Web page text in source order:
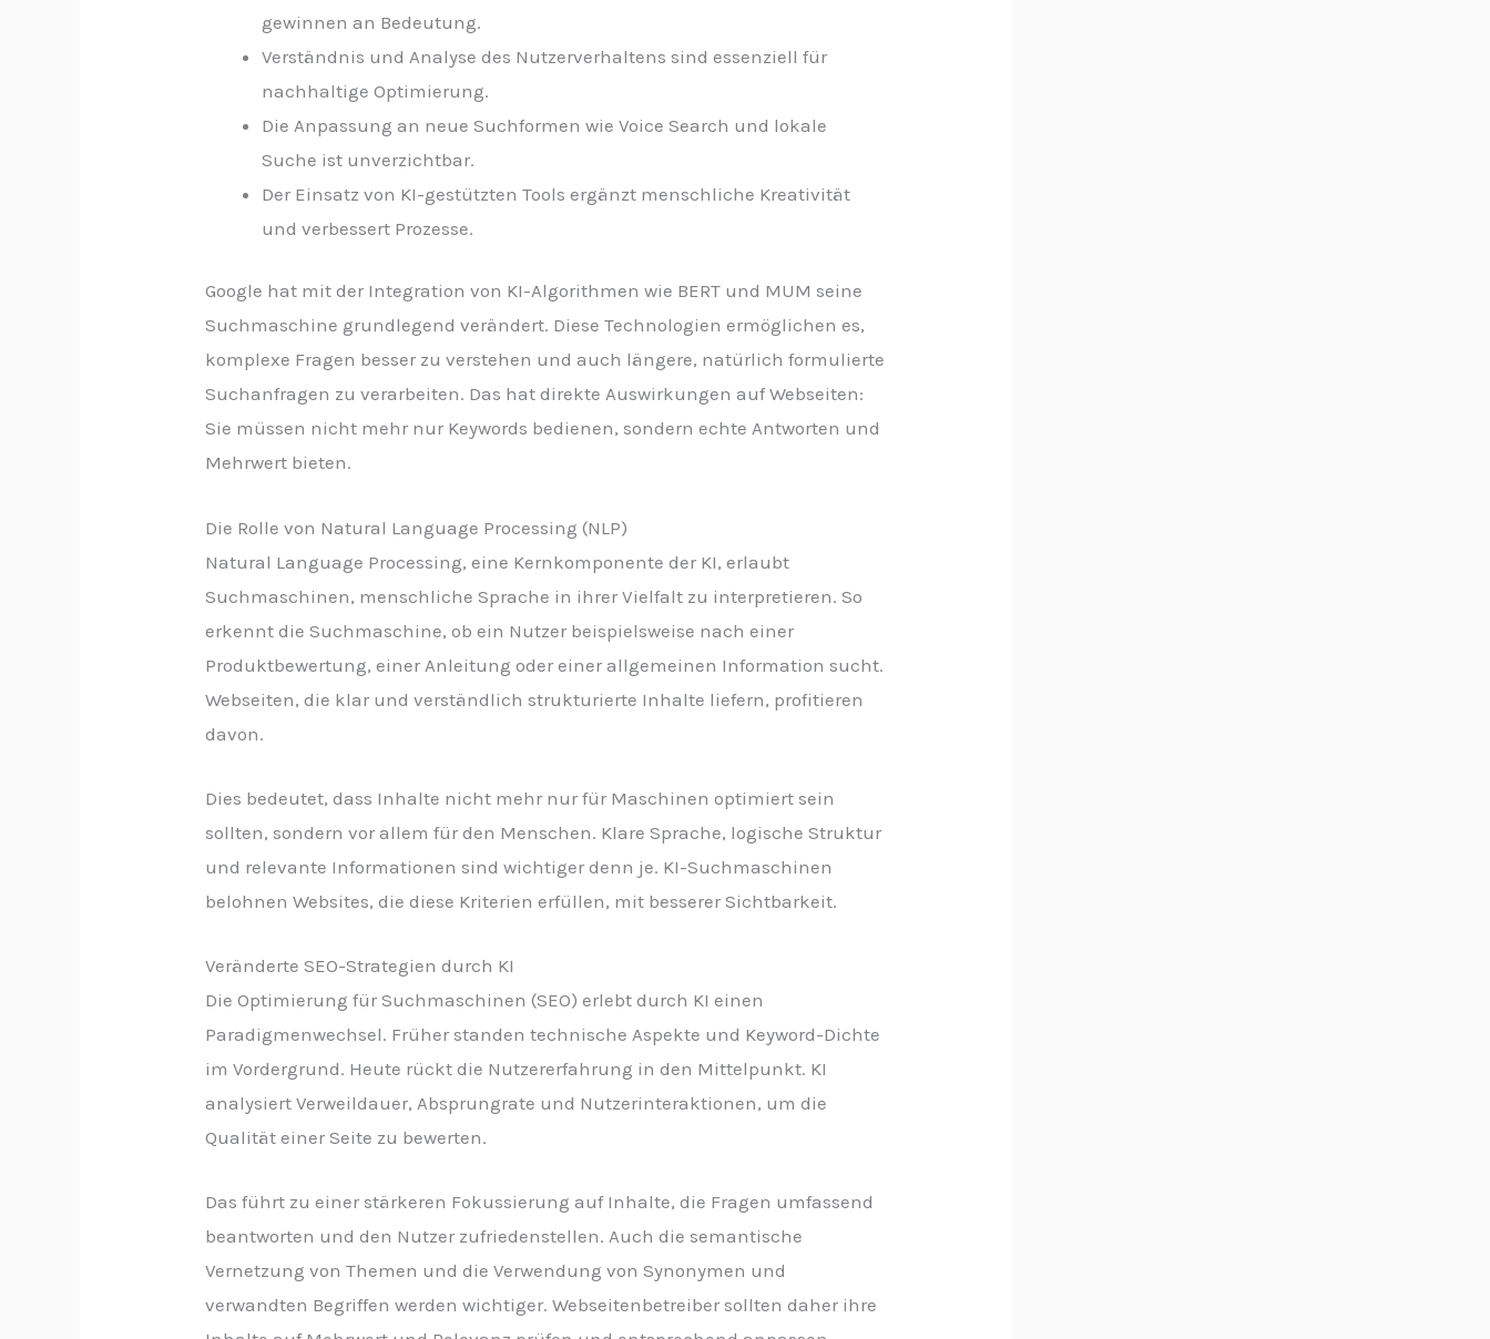
gewinnen an Bedeutung.
Verständnis und Analyse des Nutzerverhaltens sind essenziell für
nachhaltige Optimierung.
Die Anpassung an neue Suchformen wie Voice Search und lokale
Suche ist unverzichtbar.
Der Einsatz von KI-gestützten Tools ergänzt menschliche Kreativität
und verbessert Prozesse.
Google hat mit der Integration von KI-Algorithmen wie BERT und MUM seine
Suchmaschine grundlegend verändert. Diese Technologien ermöglichen es,
komplexe Fragen besser zu verstehen und auch längere, natürlich formulierte
Suchanfragen zu verarbeiten. Das hat direkte Auswirkungen auf Webseiten:
Sie müssen nicht mehr nur Keywords bedienen, sondern echte Antworten und
Mehrwert bieten.
Die Rolle von Natural Language Processing (NLP)
Natural Language Processing, eine Kernkomponente der KI, erlaubt
Suchmaschinen, menschliche Sprache in ihrer Vielfalt zu interpretieren. So
erkennt die Suchmaschine, ob ein Nutzer beispielsweise nach einer
Produktbewertung, einer Anleitung oder einer allgemeinen Information sucht.
Webseiten, die klar und verständlich strukturierte Inhalte liefern, profitieren
davon.
Dies bedeutet, dass Inhalte nicht mehr nur für Maschinen optimiert sein
sollten, sondern vor allem für den Menschen. Klare Sprache, logische Struktur
und relevante Informationen sind wichtiger denn je. KI-Suchmaschinen
belohnen Websites, die diese Kriterien erfüllen, mit besserer Sichtbarkeit.
Veränderte SEO-Strategien durch KI
Die Optimierung für Suchmaschinen (SEO) erlebt durch KI einen
Paradigmenwechsel. Früher standen technische Aspekte und Keyword-Dichte
im Vordergrund. Heute rückt die Nutzererfahrung in den Mittelpunkt. KI
analysiert Verweildauer, Absprungrate und Nutzerinteraktionen, um die
Qualität einer Seite zu bewerten.
Das führt zu einer stärkeren Fokussierung auf Inhalte, die Fragen umfassend
beantworten und den Nutzer zufriedenstellen. Auch die semantische
Vernetzung von Themen und die Verwendung von Synonymen und
verwandten Begriffen werden wichtiger. Webseitenbetreiber sollten daher ihre